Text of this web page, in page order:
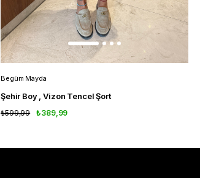
Begüm Mayda
Şehir Boy , Vizon Tencel Şort
₺389,99
₺599,99